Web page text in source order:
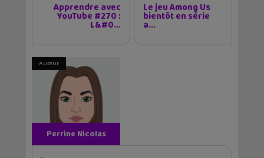
Apprendre avec
YouTube #270 :
L&#0...
Le jeu Among Us
bientôt en série
a...
Auteur
Perrine Nicolas